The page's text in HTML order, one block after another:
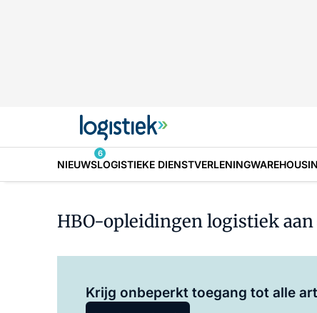
NIEUWS
6
LOGISTIEKE DIENSTVERLENING
HBO-opleidingen logistiek
Krijg onbeperkt toegang tot alle